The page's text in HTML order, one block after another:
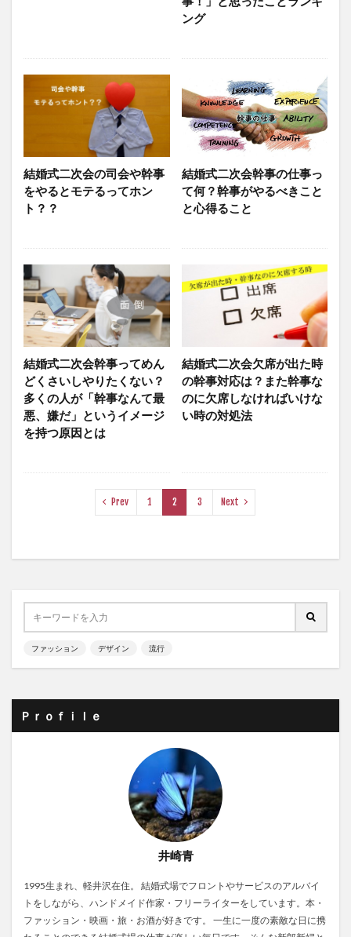
ング
結婚式二次会の司会や幹事
をやるとモテるってホン
ト？？
結婚式二次会幹事の仕事っ
て何？幹事がやるべきこと
と心得ること
結婚式二次会幹事ってめん
どくさいしやりたくない？
多くの人が「幹事なんて最
悪、嫌だ」というイメージ
を持つ原因とは
結婚式二次会欠席が出た時
の幹事対応は？また幹事な
のに欠席しなければいけな
い時の対処法
Prev 1 2 3 Next
ファッション デザイン 流行
Ｐｒｏｆｉｌｅ
井崎青
1995生まれ、軽井沢在住。 結婚式場でフロントやサービスのアルバイ
トをしながら、ハンドメイド作家・フリーライターをしています。本・
ファッション・映画・旅・お酒が好きです。 一生に一度の素敵な日に携